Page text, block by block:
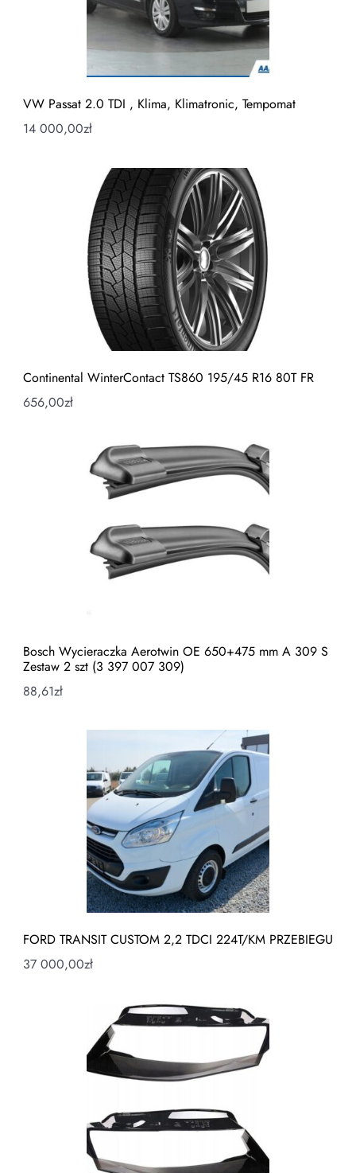
VW Passat 2.0 TDI , Klima, Klimatronic, Tempomat
14 000,00zł
Continental WinterContact TS860 195/45 R16 80T FR
656,00zł
Bosch Wycieraczka Aerotwin OE 650+475 mm A 309 S
Zestaw 2 szt (3 397 007 309)
88,61zł
FORD TRANSIT CUSTOM 2,2 TDCI 224T/KM PRZEBIEGU
37 000,00zł